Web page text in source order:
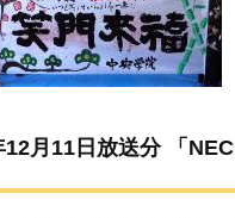
月11日放送分 「